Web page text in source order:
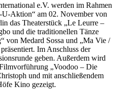
e.V. werden im Rahmen
Aktion“ am 02. November von
das Theaterstück „Le Leurre –
und die traditionellen Tänze
von Medard Sossa und „Ma Vie /
Im Anschluss der
geben. Außerdem wird
„Voodoo – Die
und mit anschließendem
Kino gezeigt.